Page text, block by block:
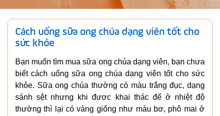
Cách uống sữa ong chúa dạng viên tốt cho
sức khỏe
Bạn muốn tìm mua sữa ong chúa dạng viên, bạn chưa
biết cách uống sữa ong chúa dạng viên tốt cho sức
khỏe. Sữa ong chúa thường có màu trắng đục, dạng
sánh sệt nhưng khi được khai thác để ở nhiệt độ
thường thì lại có vàng giống như màu bơ, phô mai ở